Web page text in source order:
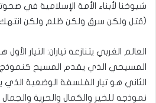
شيوخنا لأبناء الأمة الإسلامية في
(قتل ولكن سرق ولكن ظلم ولكن
العالم الغربي يتنازعه تياران: التيار
المسيحي الذي يقدم المسيح كنموذج
الثاني هو تيار الفلسفة الوضعية
نموذجه للخير والكمال والحرية